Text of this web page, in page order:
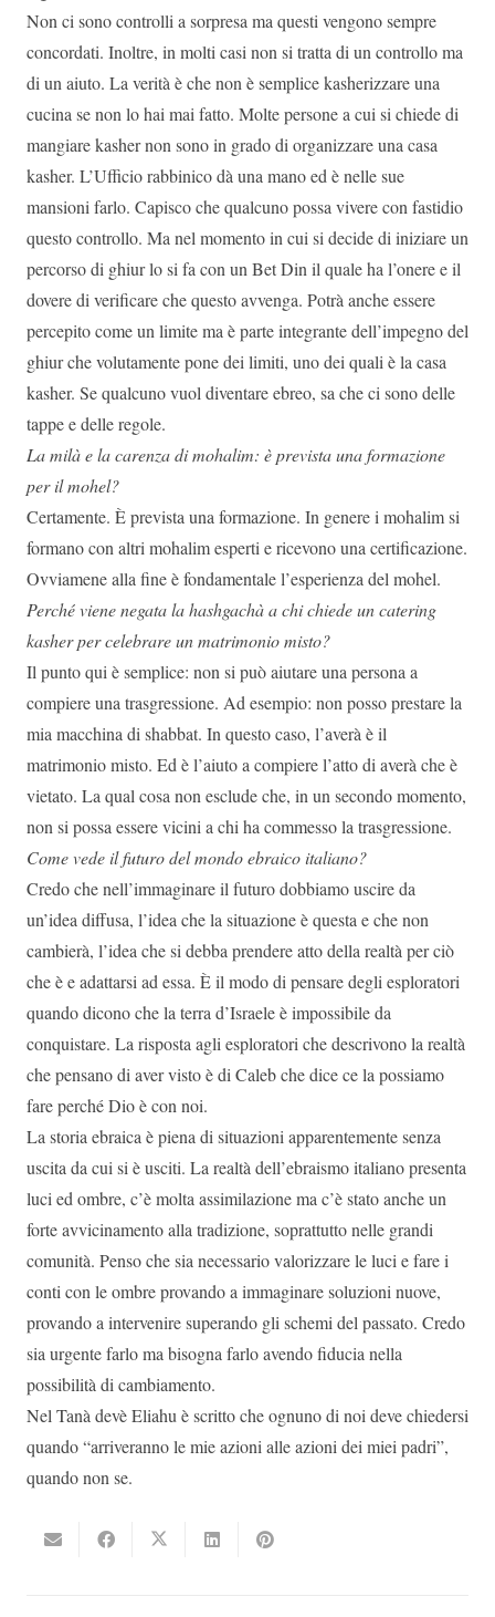
Non ci sono controlli a sorpresa ma questi vengono sempre
concordati. Inoltre, in molti casi non si tratta di un controllo ma
di un aiuto. La verità è che non è semplice kasherizzare una
cucina se non lo hai mai fatto. Molte persone a cui si chiede di
mangiare kasher non sono in grado di organizzare una casa
kasher. L’Ufficio rabbinico dà una mano ed è nelle sue
mansioni farlo. Capisco che qualcuno possa vivere con fastidio
questo controllo. Ma nel momento in cui si decide di iniziare un
percorso di ghiur lo si fa con un Bet Din il quale ha l’onere e il
dovere di verificare che questo avvenga. Potrà anche essere
percepito come un limite ma è parte integrante dell’impegno del
ghiur che volutamente pone dei limiti, uno dei quali è la casa
kasher. Se qualcuno vuol diventare ebreo, sa che ci sono delle
tappe e delle regole.
La milà e la carenza di mohalim: è prevista una formazione
per il mohel?
Certamente. È prevista una formazione. In genere i mohalim si
formano con altri mohalim esperti e ricevono una certificazione.
Ovviamene alla fine è fondamentale l’esperienza del mohel.
Perché viene negata la hashgachà a chi chiede un catering
kasher per celebrare un matrimonio misto?
Il punto qui è semplice: non si può aiutare una persona a
compiere una trasgressione. Ad esempio: non posso prestare la
mia macchina di shabbat. In questo caso, l’averà è il
matrimonio misto. Ed è l’aiuto a compiere l’atto di averà che è
vietato. La qual cosa non esclude che, in un secondo momento,
non si possa essere vicini a chi ha commesso la trasgressione.
Come vede il futuro del mondo ebraico italiano?
Credo che nell’immaginare il futuro dobbiamo uscire da
un’idea diffusa, l’idea che la situazione è questa e che non
cambierà, l’idea che si debba prendere atto della realtà per ciò
che è e adattarsi ad essa. È il modo di pensare degli esploratori
quando dicono che la terra d’Israele è impossibile da
conquistare. La risposta agli esploratori che descrivono la realtà
che pensano di aver visto è di Caleb che dice ce la possiamo
fare perché Dio è con noi.
La storia ebraica è piena di situazioni apparentemente senza
uscita da cui si è usciti. La realtà dell’ebraismo italiano presenta
luci ed ombre, c’è molta assimilazione ma c’è stato anche un
forte avvicinamento alla tradizione, soprattutto nelle grandi
comunità. Penso che sia necessario valorizzare le luci e fare i
conti con le ombre provando a immaginare soluzioni nuove,
provando a intervenire superando gli schemi del passato. Credo
sia urgente farlo ma bisogna farlo avendo fiducia nella
possibilità di cambiamento.
Nel Tanà devè Eliahu è scritto che ognuno di noi deve chiedersi
quando “arriveranno le mie azioni alle azioni dei miei padri”,
quando non se.